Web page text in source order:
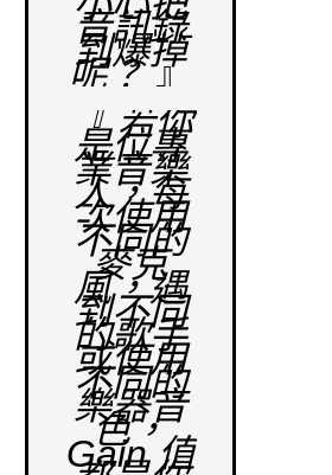
音訊錄
到爆掉
呢？』
『 若你
是位專
業音樂
人，每
次使用
不同的
麥克
風，遇
到不同
的歌手
或使用
不同的
樂器音
色，
Gain 值